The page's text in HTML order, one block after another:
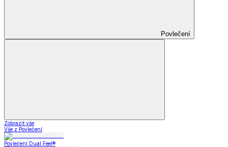
Povlečení
Zobrazit vše
Vše z Povlečení
Povlečení Dual Feel®